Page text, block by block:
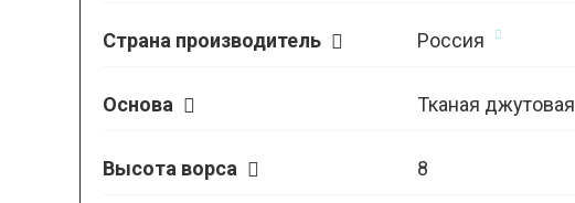
Страна производитель Россия
Основа Тканая джутовая
Высота ворса 8